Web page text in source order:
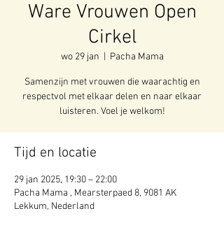
Ware Vrouwen Open
Cirkel
wo 29 jan Pacha Mama
Samenzijn met vrouwen die waarachtig en
respectvol met elkaar delen en naar elkaar
luisteren. Voel je welkom!
Tijd en locatie
29 jan 2025, 19:30 – 22:00
Pacha Mama , Mearsterpaed 8, 9081 AK
Lekkum, Nederland